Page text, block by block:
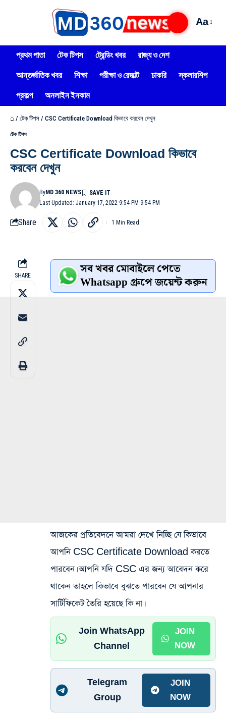
Aa
প্রথম পাতা টেক টিপস ট্রেন্ডিং খবর
রাজ্য ও দেশ
আন্তর্জাতিক খবর
শিক্ষা পরীক্ষা ও রেজাল্ট চাকরি
স্কলারশিপ
প্রকল্প
অনলাইন ইনকাম
⌂ / টেক টিপস / CSC Certificate Download কিভাবে করবেন দেখুন
টেক টিপস
CSC Certificate Download কিভাবে
করবেন দেখুন
Last Updated: January 17, 2022 9:54 PM 9:54 PM
ByMD 360 NEWS
Share 1 Min Read
SHARE সব খবর মোবাইলে পেতে
Whatsapp গ্রুপে জয়েন্ট করুন
আজকের প্রতিবেদনে আমরা দেখে নিচ্ছি যে কিভাবে
আপনি CSC Certificate Download করতে
পারবেন। আপনি যদি CSC এর জন্য আবেদন করে
থাকেন তাহলে কিভাবে বুঝতে পারবেন যে আপনার
সার্টিফিকেট তৈরি হয়েছে কি না।
Join WhatsApp
Channel
JOIN
NOW
Telegram
Group
JOIN
NOW